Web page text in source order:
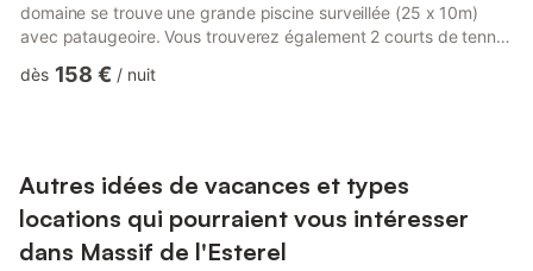
domaine se trouve une grande piscine surveillée (25 x 10m)
avec pataugeoire. Vous trouverez également 2 courts de tennis
piscine et la plage, dans le calme d'un magnifique parc
dès 158 € / nuit
Autres idées de vacances et types
locations qui pourraient vous intéresser
dans Massif de l'Esterel